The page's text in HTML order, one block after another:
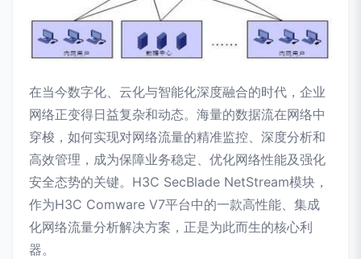
在当今数字化、云化与智能化深度融合的时代，企业
网络正变得日益复杂和动态。海量的数据流在网络中
穿梭，如何实现对网络流量的精准监控、深度分析和
高效管理，成为保障业务稳定、优化网络性能及强化
安全态势的关键。H3C SecBlade NetStream模块，
作为H3C Comware V7平台中的一款高性能、集成
化网络流量分析解决方案，正是为此而生的核心利
器。